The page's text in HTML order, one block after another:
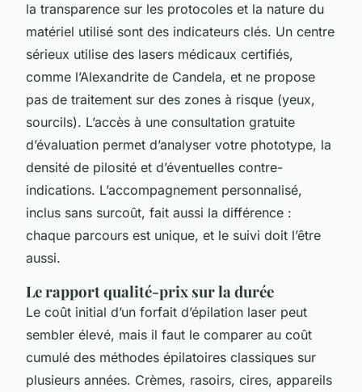
la transparence sur les protocoles et la nature du
matériel utilisé sont des indicateurs clés. Un centre
sérieux utilise des lasers médicaux certifiés,
comme l’Alexandrite de Candela, et ne propose
pas de traitement sur des zones à risque (yeux,
sourcils). L’accès à une consultation gratuite
d’évaluation permet d’analyser votre phototype, la
densité de pilosité et d’éventuelles contre-
indications. L’accompagnement personnalisé,
inclus sans surcoût, fait aussi la différence :
chaque parcours est unique, et le suivi doit l’être
aussi.
Le rapport qualité-prix sur la durée
Le coût initial d’un forfait d’épilation laser peut
sembler élevé, mais il faut le comparer au coût
cumulé des méthodes épilatoires classiques sur
plusieurs années. Crèmes, rasoirs, cires, appareils